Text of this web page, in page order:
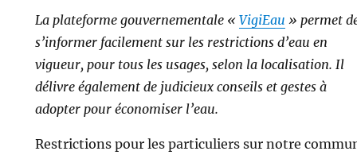
La plateforme gouvernementale « VigiEau » permet
s’informer facilement sur les restrictions d’eau en
vigueur, pour tous les usages, selon la localisation. Il
délivre également de judicieux conseils et gestes à
adopter pour économiser l’eau.
Restrictions pour les particuliers sur notre